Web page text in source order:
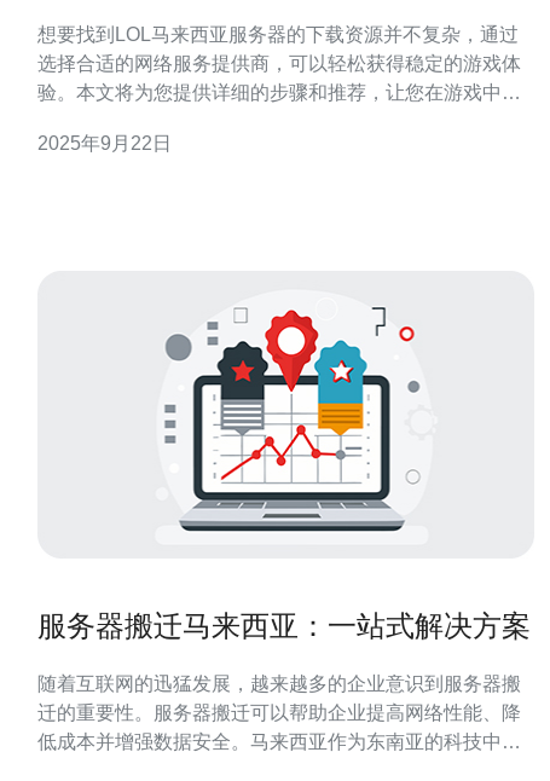
想要找到LOL马来西亚服务器的下载资源并不复杂，通过
选择合适的网络服务提供商，可以轻松获得稳定的游戏体
验。本文将为您提供详细的步骤和推荐，让您在游戏中畅
器 在寻找LOL马来西亚服务器的下载资源时，首先需要明
2025年9月22日
服务器搬迁马来西亚：一站式解决方案
随着互联网的迅猛发展，越来越多的企业意识到服务器搬
迁的重要性。服务器搬迁可以帮助企业提高网络性能、降
低成本并增强数据安全。马来西亚作为东南亚的科技中